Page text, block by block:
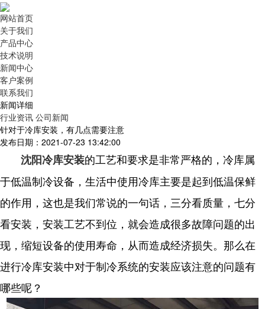
网站首页
关于我们
产品中心
技术说明
新闻中心
客户案例
联系我们
新闻详细
行业资讯 公司新闻
针对于冷库安装，有几点需要注意
发布日期：2021-07-23 13:42:00
沈阳冷库安装的工艺和要求是非常严格的， 冷库属
于低温制冷设备，生活中使用冷库主要是起到低温保鲜
的作用， 这也是我们常说的一句话，三分看质量，七分
看安装，安装工艺不到位，就会造成很多故障问题的出
现，缩短设备的使用寿命，从而造成经济损失。那么在
进行冷库安装中对于制冷系统的安装应该注意的问题有
哪些呢？